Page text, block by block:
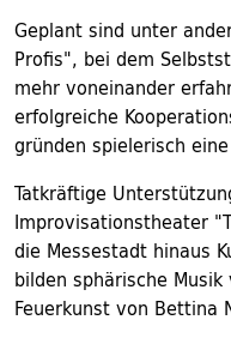
Geplant sind unter
Profis", bei dem
mehr voneinander
erfolgreiche
gründen spielerisch
Tatkräftige
Improvisationstheater
die Messestadt hinaus
bilden sphärische
Feuerkunst von Bettina